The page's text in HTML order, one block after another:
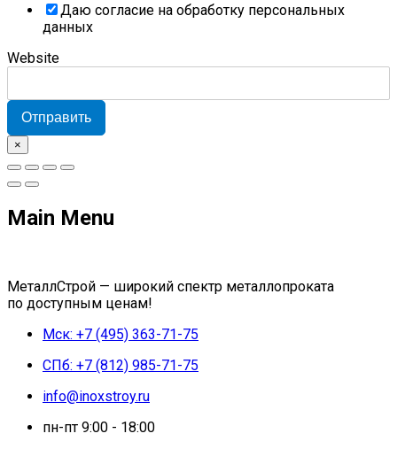
Даю согласие на обработку персональных
данных
Website
Отправить
×
Main Menu
МеталлСтрой — широкий спектр металлопроката
по доступным ценам!
Мск: +7 (495) 363-71-75
СПб: +7 (812) 985-71-75
info@inoxstroy.ru
пн-пт 9:00 - 18:00